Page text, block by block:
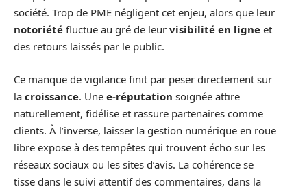
société. Trop de PME négligent cet enjeu, alors que leur
notoriété fluctue au gré de leur visibilité en ligne et
des retours laissés par le public.
Ce manque de vigilance finit par peser directement sur
la croissance. Une e-réputation soignée attire
naturellement, fidélise et rassure partenaires comme
clients. À l’inverse, laisser la gestion numérique en roue
libre expose à des tempêtes qui trouvent écho sur les
réseaux sociaux ou les sites d’avis. La cohérence se
tisse dans le suivi attentif des commentaires, dans la